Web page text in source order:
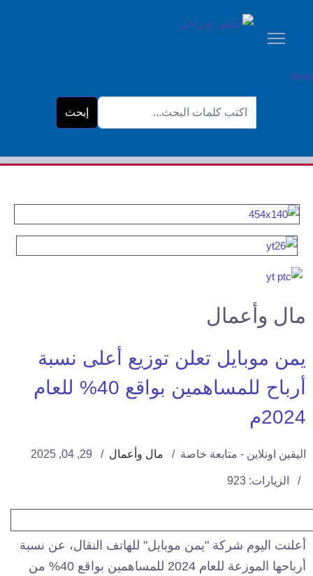
البحث...
إبحث
مال وأعمال
يمن موبايل تعلن توزيع أعلى نسبة
أرباح للمساهمين بواقع 40% للعام
2024م
اليقين اونلاين - متابعة خاصة مال وأعمال 29, 04, 2025
الزيارات: 923
أعلنت اليوم شركة "يمن موبايل" للهاتف النقال، عن نسبة
أرباحها الموزعة للعام 2024 للمساهمين بواقع 40% من